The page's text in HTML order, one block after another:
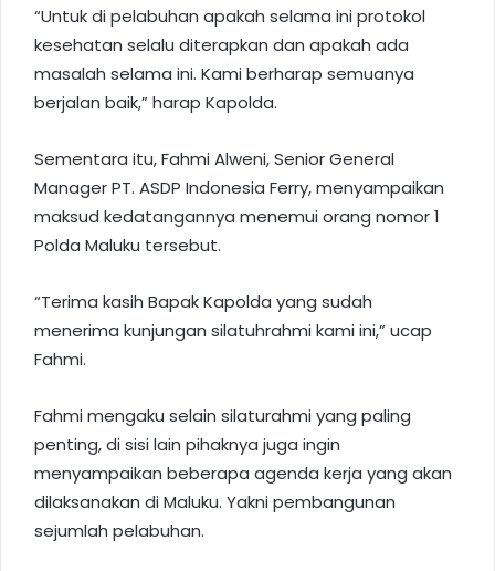
“Untuk di pelabuhan apakah selama ini protokol
kesehatan selalu diterapkan dan apakah ada
masalah selama ini. Kami berharap semuanya
berjalan baik,” harap Kapolda.
Sementara itu, Fahmi Alweni, Senior General
Manager PT. ASDP Indonesia Ferry, menyampaikan
maksud kedatangannya menemui orang nomor 1
Polda Maluku tersebut.
“Terima kasih Bapak Kapolda yang sudah
menerima kunjungan silatuhrahmi kami ini,” ucap
Fahmi.
Fahmi mengaku selain silaturahmi yang paling
penting, di sisi lain pihaknya juga ingin
menyampaikan beberapa agenda kerja yang akan
dilaksanakan di Maluku. Yakni pembangunan
sejumlah pelabuhan.